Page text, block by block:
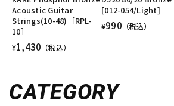
Acoustic Guitar
Strings(10-48)［RPL-
10］
¥1,430 （税込）
[012-054/Light]
¥990 （税込）
CATEGORY